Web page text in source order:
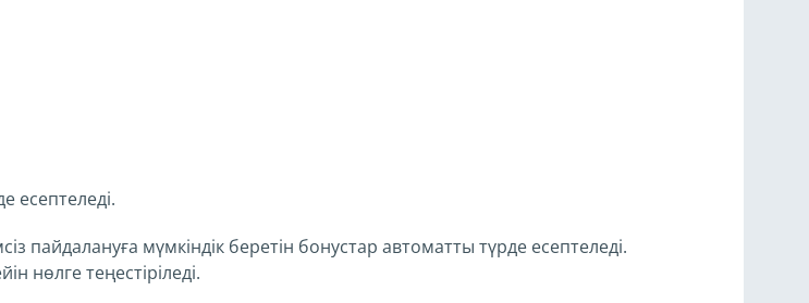
есептеледі.
мүмкіндік беретін бонустар автоматты түрде есептеледі.
нөлге теңестіріледі.